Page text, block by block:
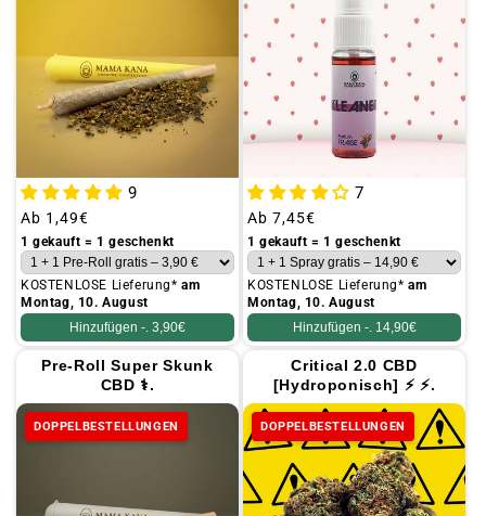
9
Üblicher
Preis
Ab 1,49€
1 gekauft = 1 geschenkt
KOSTENLOSE Lieferung*am
Montag, 10. August
Hinzufügen -. 3,90€
7
Üblicher
Preis
Ab 7,45€
1 gekauft = 1 geschenkt
KOSTENLOSE Lieferung*am
Montag, 10. August
Hinzufügen -. 14,90€
Pre-Roll Super Skunk
CBD ⚕.
DOPPELBESTELLUNGEN
Critical 2.0 CBD
[Hydroponisch] ⚡ ⚡.
DOPPELBESTELLUNGEN